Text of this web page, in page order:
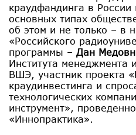
краудфандинга в
основных типах
об этом и не только – в
«Российского
программы – Дан
Института
ВШЭ, участник проекта
краудинвестинга и
технологических
инструмент»,
«Иннопрактика».